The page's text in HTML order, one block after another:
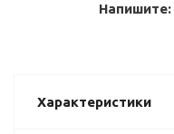
Напишите:
Характеристики